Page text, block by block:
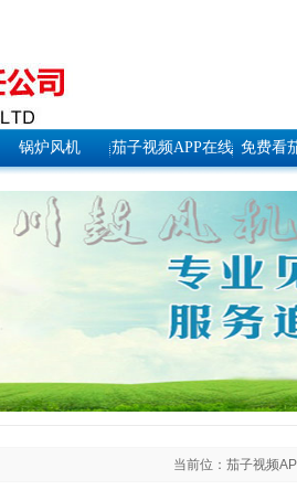
锅炉风机 茄子视频APP在线 免费看
当前位： 茄子视频